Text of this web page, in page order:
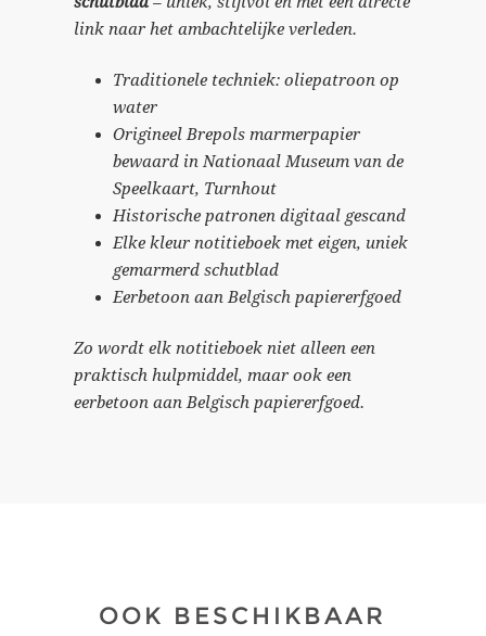
link naar het ambachtelijke verleden.
Traditionele techniek: oliepatroon op
water
Origineel Brepols marmerpapier
bewaard in Nationaal Museum van de
Speelkaart, Turnhout
Historische patronen digitaal gescand
Elke kleur notitieboek met eigen, uniek
gemarmerd schutblad
Eerbetoon aan Belgisch papiererfgoed
Zo wordt elk notitieboek niet alleen een
praktisch hulpmiddel, maar ook een
eerbetoon aan Belgisch papiererfgoed.
OOK BESCHIKBAAR